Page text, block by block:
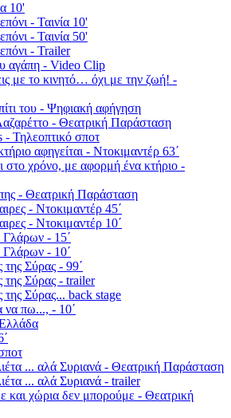
10'
- Ταινία 10'
- Ταινία 50'
- Trailer
αγάπη - Video Clip
με το κινητό… όχι με την ζωή! -
του - Ψηφιακή αφήγηση
- Θεατρική Παράσταση
Τηλεοπτικό σποτ
αφηγείται - Ντοκιμαντέρ 63΄
στο χρόνο, με αφορμή ένα κτήριο -
- Θεατρική Παράσταση
- Ντοκιμαντέρ 45΄
- Ντοκιμαντέρ 10΄
- 15΄
- 10΄
Σύρας - 99΄
Σύρας - trailer
Σύρας... back stage
να πω..., - 10΄
... αλά Συριανά - Θεατρική Παράσταση
... αλά Συριανά - trailer
και χώρια δεν μπορούμε - Θεατρική